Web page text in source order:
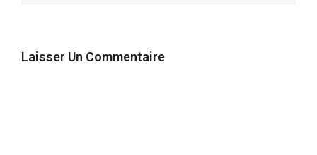
Laisser Un Commentaire